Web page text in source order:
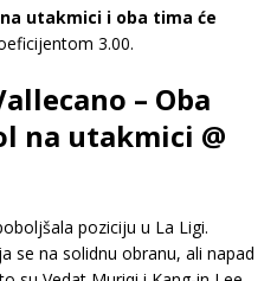
utakmici i oba tima će
3.00.
– Oba
na utakmici @
poziciju u La Ligi.
se na solidnu obranu, ali napad